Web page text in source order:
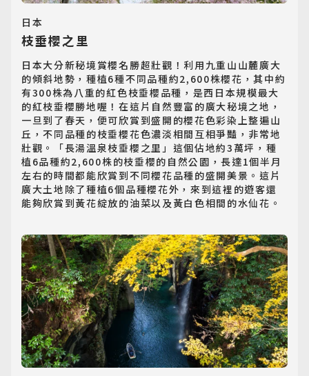
日本
枝垂櫻之里
日本大分新秘境賞櫻名勝超壯觀！利用九重山山麓廣大
的傾斜地勢，種植6種不同品種約2,600株櫻花，其中約
有300株為八重的紅色枝垂櫻品種，是西日本規模最大
的紅枝垂櫻勝地喔！在這片自然豐富的廣大秘境之地，
一旦到了春天，便可欣賞到盛開的櫻花色彩染上整遍山
丘，不同品種的枝垂櫻花色濃淡相間互相爭豔，非常地
壯觀。「長湯溫泉枝垂櫻之里」這個佔地約3萬坪，種
植6品種約2,600株的枝垂櫻的自然公園，長達1個半月
左右的時間都能欣賞到不同櫻花品種的盛開美景。這片
廣大土地除了種植6個品種櫻花外，來到這裡的遊客還
能夠欣賞到黃花綻放的油菜以及黃白色相間的水仙花。